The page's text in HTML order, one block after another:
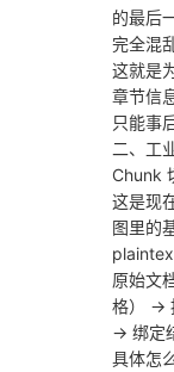
的最后
完全混
这就是
章节信
只能事
二、工
Chunk
这是现
图里的
原始文
格） →
→ 绑定
具体怎